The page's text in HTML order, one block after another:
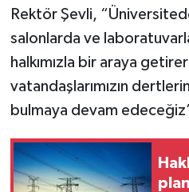
Rektör Şevli,
salonlarda ve
halkımızla bir araya
vatandaşlarımızın
bulmaya devam